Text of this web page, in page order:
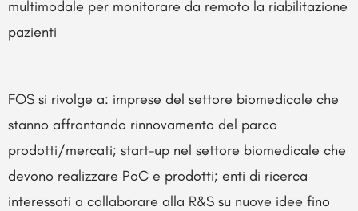
multimodale per monitorare da remoto la riabilitazione
pazienti
FOS si rivolge a: imprese del settore biomedicale che
stanno affrontando rinnovamento del parco
prodotti/mercati; start-up nel settore biomedicale che
devono realizzare PoC e prodotti; enti di ricerca
interessati a collaborare alla R&S su nuove idee fino